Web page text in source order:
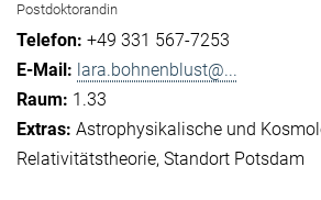
Postdoktorandin
+49 331 567-7253
lara.bohnenblust@...
1.33
Astrophysikalische und
Relativitätstheorie Standort Potsdam